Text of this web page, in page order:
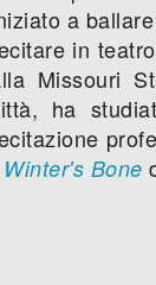
a
in
Missouri
ha
Bone